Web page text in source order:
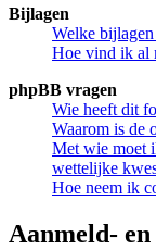
Bijlagen
Welke
Hoe vind ik al
phpBB vragen
Wie heeft dit
Waarom is de
Met wie moet
wettelijke
Hoe neem ik
Aanmeld-